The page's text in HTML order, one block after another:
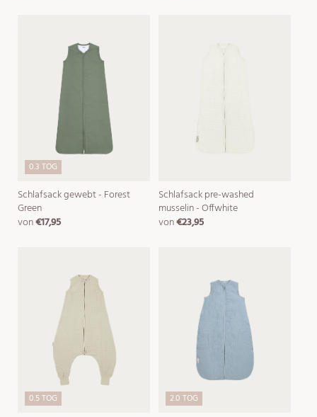
0.3 TOG
Schlafsack gewebt - Forest
Green
normaler
von€17,95
Schlafsack pre-washed
musselin - Offwhite
normaler
von€23,95
0.5 TOG 2.0 TOG